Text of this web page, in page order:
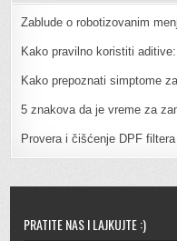
Zablude o robotizovanim
Kako pravilno koristiti
Kako prepoznati simptome
5 znakova da je vreme za
Provera i čišćenje DPF
PRATITE NAS I LAJKUJTE :)